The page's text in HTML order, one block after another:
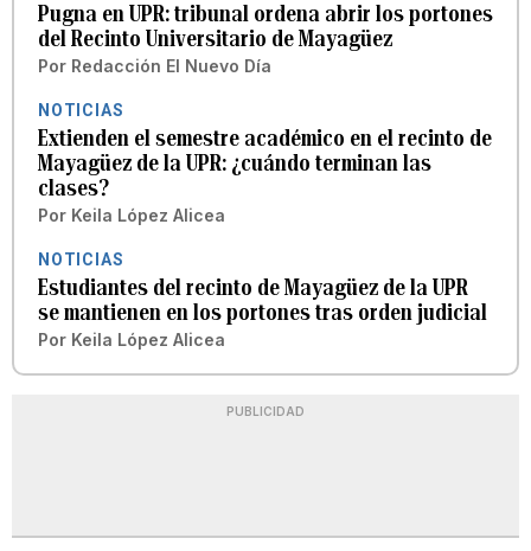
Pugna en UPR: tribunal ordena abrir los portones
del Recinto Universitario de Mayagüez
Por Redacción El Nuevo Día
NOTICIAS
Extienden el semestre académico en el recinto de
Mayagüez de la UPR: ¿cuándo terminan las
clases?
Por Keila López Alicea
NOTICIAS
Estudiantes del recinto de Mayagüez de la UPR
se mantienen en los portones tras orden judicial
Por Keila López Alicea
PUBLICIDAD